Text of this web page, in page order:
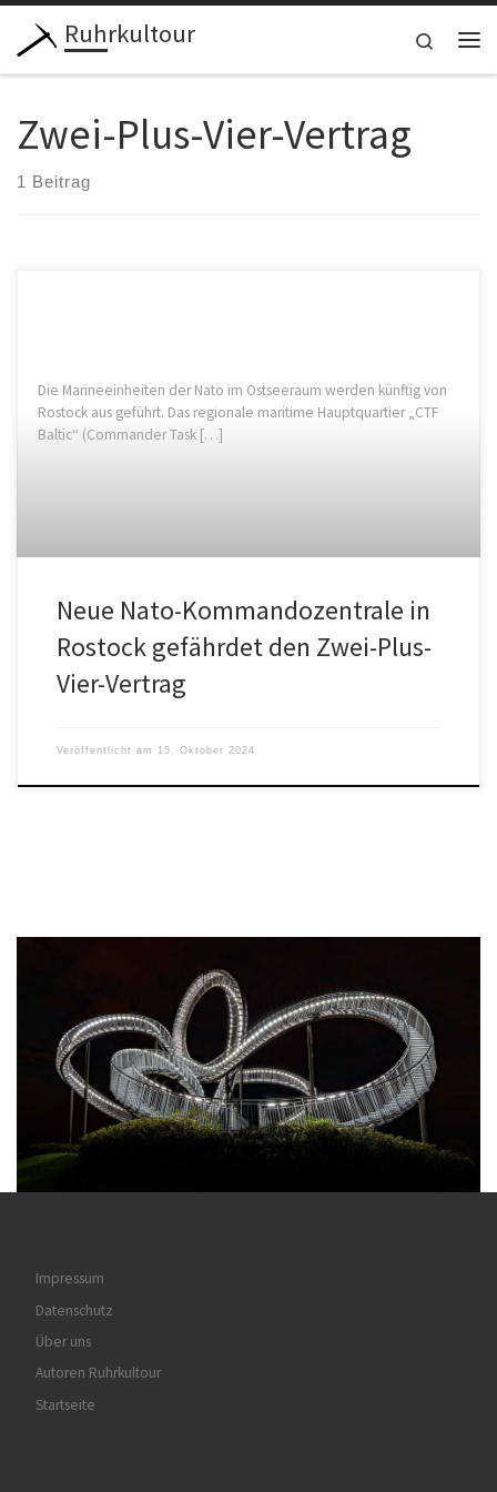
Zum Inhalt springen
Ruhrkultour
Search
Zwei-Plus-Vier-Vertrag
1 Beitrag
Die Marineeinheiten der Nato im Ostseeraum werden künftig von
Rostock aus geführt. Das regionale maritime Hauptquartier „CTF
Baltic“ (Commander Task […]
Neue Nato-Kommandozentrale in
Rostock gefährdet den Zwei-Plus-
Vier-Vertrag
Veröffentlicht am 15. Oktober 2024
Impressum
Datenschutz
Über uns
Autoren Ruhrkultour
Startseite